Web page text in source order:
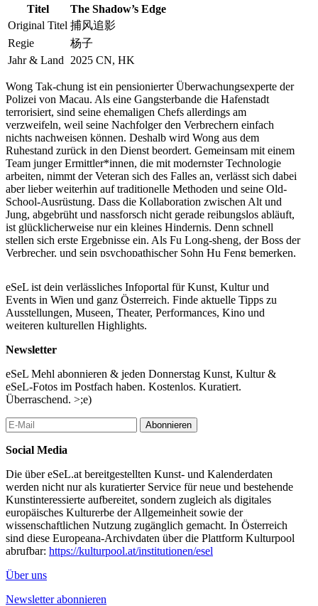
Titel
The Shadow’s Edge
Original Titel 捕风追影
Regie
杨子
Jahr & Land
2025 CN, HK
Wong Tak-chung ist ein pensionierter Überwachungsexperte der
Polizei von Macau. Als eine Gangsterbande die Hafenstadt
terrorisiert, sind seine ehemaligen Chefs allerdings am
verzweifeln, weil seine Nachfolger den Verbrechern einfach
nichts nachweisen können. Deshalb wird Wong aus dem
Ruhestand zurück in den Dienst beordert. Gemeinsam mit einem
Team junger Ermittler*innen, die mit modernster Technologie
arbeiten, nimmt der Veteran sich des Falles an, verlässt sich dabei
aber lieber weiterhin auf traditionelle Methoden und seine Old-
School-Ausrüstung. Dass die Kollaboration zwischen Alt und
Jung, abgebrüht und nassforsch nicht gerade reibungslos abläuft,
ist glücklicherweise nur ein kleines Hindernis. Denn schnell
stellen sich erste Ergebnisse ein. Als Fu Long-sheng, der Boss der
Verbrecher, und sein psychopathischer Sohn Hu Feng bemerken,
zusammenhalten müssen.
Action, Krimi, Drama, Thriller
(TMDB)
...Mehr lesen
eSeL ist dein verlässliches Infoportal für Kunst, Kultur und
Events in Wien und ganz Österreich. Finde aktuelle Tipps zu
Ausstellungen, Museen, Theater, Performances, Kino und
weiteren kulturellen Highlights.
Newsletter
eSeL Mehl abonnieren & jeden Donnerstag Kunst, Kultur &
eSeL-Fotos im Postfach haben. Kostenlos. Kuratiert.
Überraschend. >;e)
Abonnieren
Social Media
Die über eSeL.at bereitgestellten Kunst- und Kalenderdaten
werden nicht nur als kuratierter Service für neue und bestehende
Kunstinteressierte aufbereitet, sondern zugleich als digitales
europäisches Kulturerbe der Allgemeinheit sowie der
wissenschaftlichen Nutzung zugänglich gemacht. In Österreich
sind diese Europeana-Archivdaten über die Plattform Kulturpool
abrufbar: https://kulturpool.at/institutionen/esel
Über uns
Newsletter abonnieren